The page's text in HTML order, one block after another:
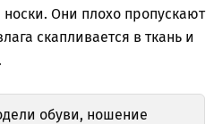
носки. Они плохо пропускают
скапливается в ткань и
обуви, ношение